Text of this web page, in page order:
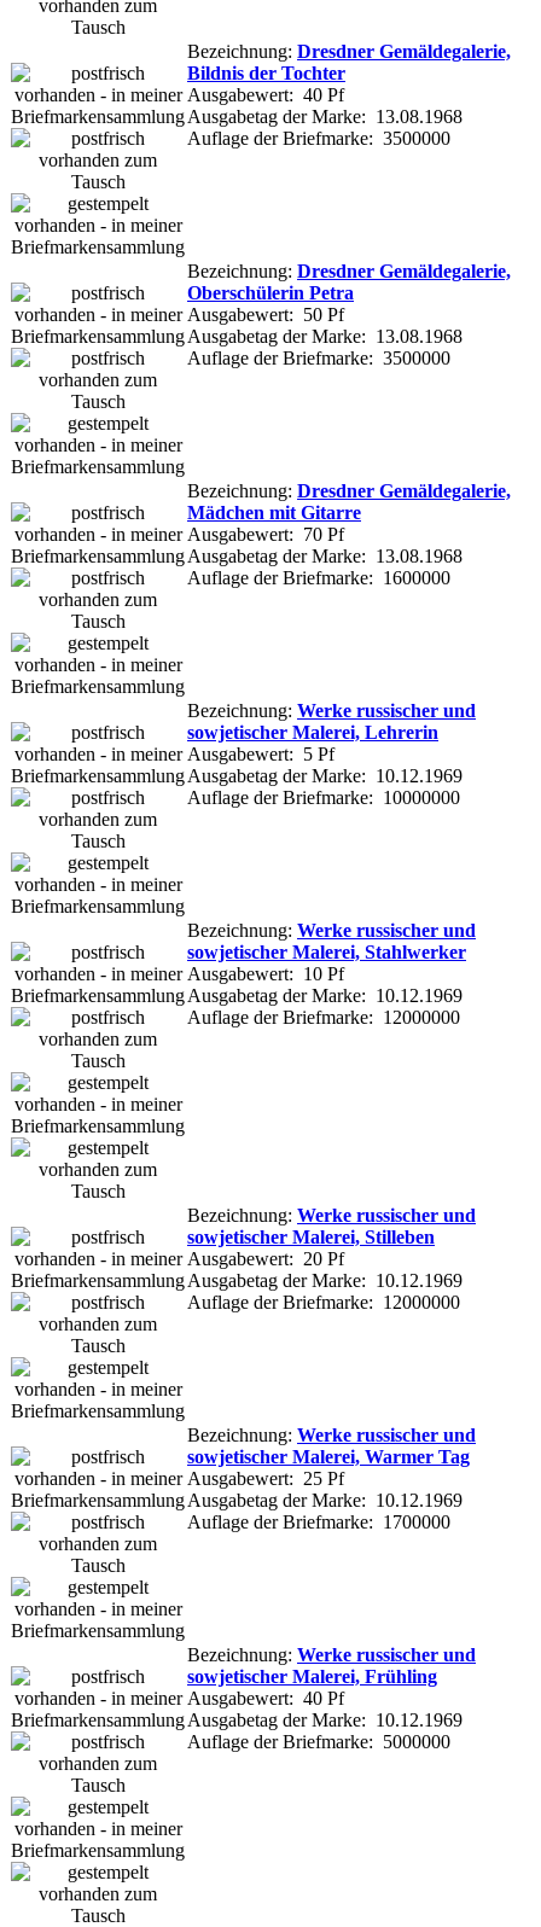
Bezeichnung: Dresdner Gemäldegalerie,
Bildnis der Tochter
Ausgabewert: 40 Pf
Ausgabetag der Marke: 13.08.1968
Auflage der Briefmarke: 3500000
Bezeichnung: Dresdner Gemäldegalerie,
Oberschülerin Petra
Ausgabewert: 50 Pf
Ausgabetag der Marke: 13.08.1968
Auflage der Briefmarke: 3500000
Bezeichnung: Dresdner Gemäldegalerie,
Mädchen mit Gitarre
Ausgabewert: 70 Pf
Ausgabetag der Marke: 13.08.1968
Auflage der Briefmarke: 1600000
Bezeichnung: Werke russischer und
sowjetischer Malerei, Lehrerin
Ausgabewert: 5 Pf
Ausgabetag der Marke: 10.12.1969
Auflage der Briefmarke: 10000000
Bezeichnung: Werke russischer und
sowjetischer Malerei, Stahlwerker
Ausgabewert: 10 Pf
Ausgabetag der Marke: 10.12.1969
Auflage der Briefmarke: 12000000
Bezeichnung: Werke russischer und
sowjetischer Malerei, Stilleben
Ausgabewert: 20 Pf
Ausgabetag der Marke: 10.12.1969
Auflage der Briefmarke: 12000000
Bezeichnung: Werke russischer und
sowjetischer Malerei, Warmer Tag
Ausgabewert: 25 Pf
Ausgabetag der Marke: 10.12.1969
Auflage der Briefmarke: 1700000
Bezeichnung: Werke russischer und
sowjetischer Malerei, Frühling
Ausgabewert: 40 Pf
Ausgabetag der Marke: 10.12.1969
Auflage der Briefmarke: 5000000